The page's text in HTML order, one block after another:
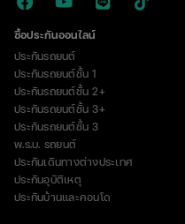
ซื้อประกันออนไลน์
ประกันรถยนต์
ประกันรถยนต์ชั้น 1
ประกันรถยนต์ชั้น 2+
ประกันรถยนต์ชั้น 3+
ประกันรถยนต์ชั้น 3
พ.ร.บ. รถยนต์
ประกันเดินทางต่างประเทศ
ประกันอุบัติเหตุ
ประกันบ้านและคอนโด